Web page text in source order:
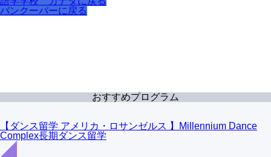
バンクーバーに戻る
おすすめプログラム
【ダンス留学 アメリカ・ロサンゼルス 】Millennium Dance
Complex長期ダンス留学